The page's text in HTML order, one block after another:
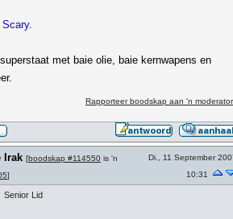
met baie olie, baie kernwapens en
Rapporteer boodskap aan 'n moderator
Irak [boodskap #114550 is 'n
]
Di., 11 September
10:31
Senior Lid